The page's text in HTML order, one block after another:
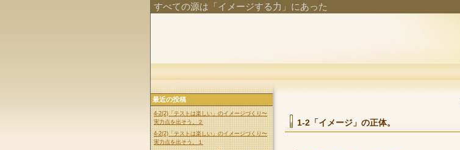
すべての源は「イメージする力」にあった
1-2「イメージ」の正体。
最近の投稿
4-2(2)「テストは楽しい」のイメージづくり〜
実力点を出そう。２
4-2(2)「テストは楽しい」のイメージづくり〜
実力点を出そう。１